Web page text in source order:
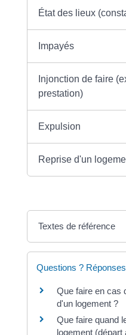
État des lieux
Impayés
Injonction de faire
prestation)
Expulsion
Reprise d'un
Textes de référence
Questions ?
Que faire en cas
d'un logement ?
Que faire quand
logement (départ